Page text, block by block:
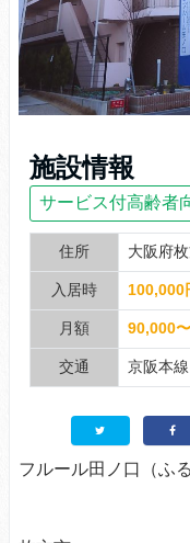
施設情報
サービス付高齢者
住所 大阪府
入居時 100,000
月額 90,000
交通 京阪本
フルール田ノ口（ふ